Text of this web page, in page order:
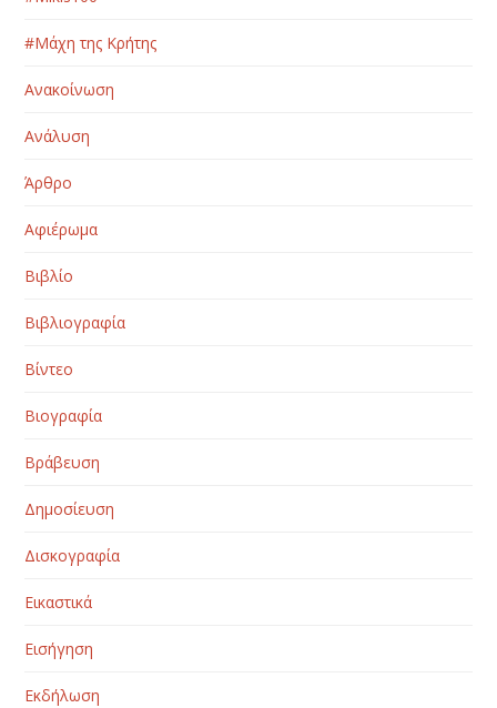
#Μάχη της Κρήτης
Ανακοίνωση
Ανάλυση
Άρθρο
Αφιέρωμα
Βιβλίο
Βιβλιογραφία
Βίντεο
Βιογραφία
Βράβευση
Δημοσίευση
Δισκογραφία
Εικαστικά
Εισήγηση
Εκδήλωση